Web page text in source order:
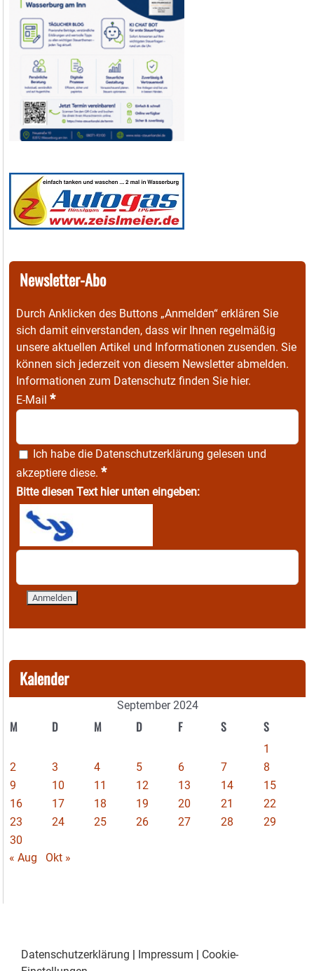
Newsletter-Abo
Durch Anklicken des Buttons „Anmelden“ erklären Sie
sich damit einverstanden, dass wir Ihnen regelmäßig
unsere aktuellen Artikel und Informationen zusenden. Sie
können sich jederzeit von diesem Newsletter abmelden.
Informationen zum Datenschutz finden Sie hier.
E-Mail *
Ich habe die Datenschutzerklärung gelesen und
akzeptiere diese. *
Bitte diesen Text hier unten eingeben:
Kalender
September 2024
M D M D F S S
1
2
3 4 5 6 7
8
9
10 11 12 13 14
15
16
17 18 19 20 21
22
23
24 25 26 27 28
29
30
« Aug
Okt »
Datenschutzerklärung | Impressum | Cookie-